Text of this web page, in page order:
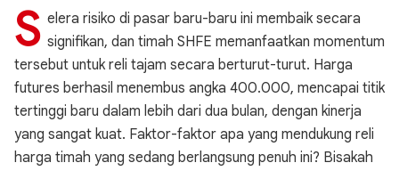
S elera risiko di pasar baru-baru ini membaik secara
signifikan, dan timah SHFE memanfaatkan momentum
tersebut untuk reli tajam secara berturut-turut. Harga
futures berhasil menembus angka 400.000, mencapai titik
tertinggi baru dalam lebih dari dua bulan, dengan kinerja
yang sangat kuat. Faktor-faktor apa yang mendukung reli
harga timah yang sedang berlangsung penuh ini? Bisakah